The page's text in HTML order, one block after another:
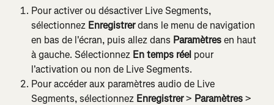
Pour activer ou désactiver Live Segments,
sélectionnez Enregistrer dans le menu de navigation
en bas de l'écran, puis allez dans Paramètres en haut
à gauche. Sélectionnez En temps réel pour
l'activation ou non de Live Segments.
Pour accéder aux paramètres audio de Live
Segments, sélectionnez Enregistrer > Paramètres >